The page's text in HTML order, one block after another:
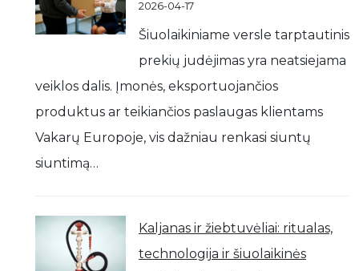
2026-04-17
Šiuolaikiniame versle tarptautinis
prekių judėjimas yra neatsiejama
veiklos dalis. Įmonės, eksportuojančios
produktus ar teikiančios paslaugas klientams
Vakarų Europoje, vis dažniau renkasi siuntų
siuntimą…
Kaljanas ir žiebtuvėliai: ritualas,
technologija ir šiuolaikinės